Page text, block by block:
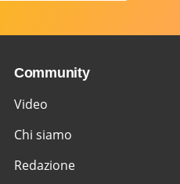
Community
Video
Chi siamo
Redazione